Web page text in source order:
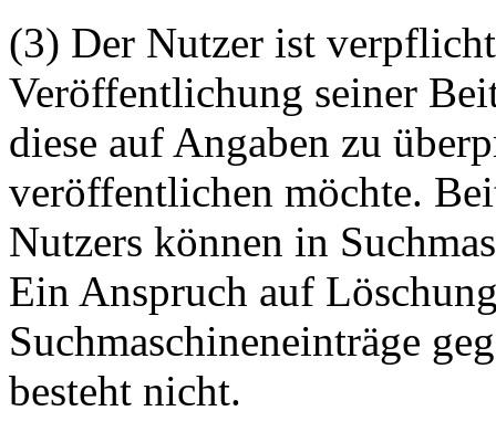
(3) Der Nutzer ist
Veröffentlichung seiner
diese auf Angaben zu
veröffentlichen möchte.
Nutzers können in
Ein Anspruch auf
Suchmaschineneinträge
besteht nicht.